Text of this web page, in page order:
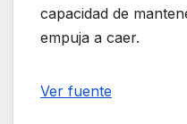
capacidad de
empuja a caer.
Navegación
Ver fuente